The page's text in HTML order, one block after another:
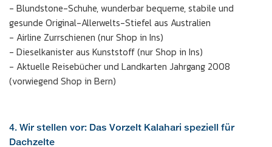
- Blundstone-Schuhe, wunderbar bequeme, stabile und
gesunde Original-Allerwelts-Stiefel aus Australien
- Airline Zurrschienen (nur Shop in Ins)
- Dieselkanister aus Kunststoff (nur Shop in Ins)
- Aktuelle Reisebücher und Landkarten Jahrgang 2008
(vorwiegend Shop in Bern)
4. Wir stellen vor: Das Vorzelt Kalahari speziell für
Dachzelte